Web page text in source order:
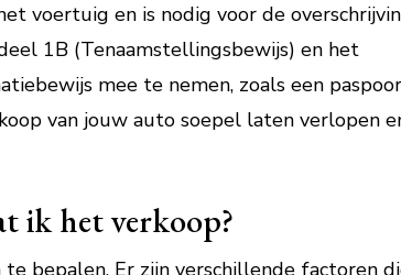
voertuig en is nodig voor de
1B (Tenaamstellingsbewijs) en het
mee te nemen, zoals een
van jouw auto soepel laten verlopen
ik het verkoop?
bepalen. Er zijn verschillende factoren